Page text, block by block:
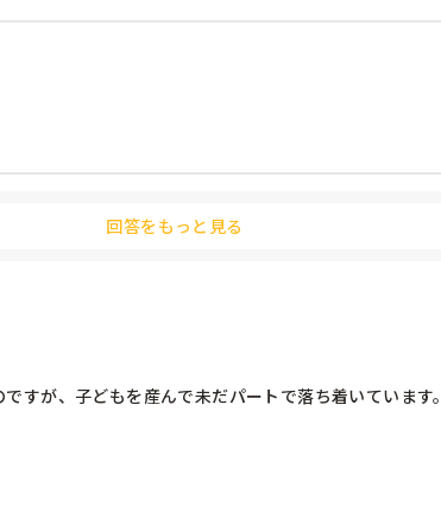
回答をもっと見る
すが、子どもを産んで未だパートで落ち着いています。
不安に思いました。